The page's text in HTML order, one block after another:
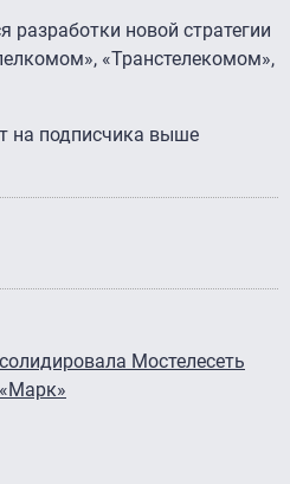
новой стратегии
«Транстелекомом»,
на подписчика выше
Мостелесеть